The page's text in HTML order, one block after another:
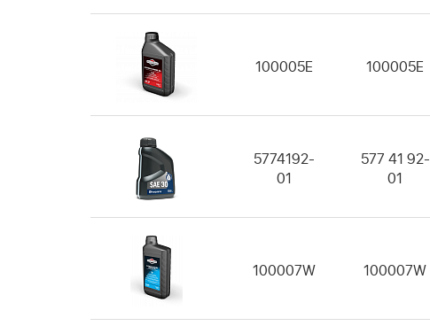
100005E 100005E
5774192-
01
577 41 92-
01
100007W 100007W